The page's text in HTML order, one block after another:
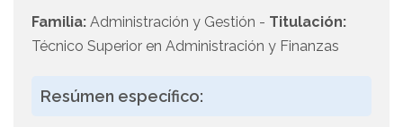
Familia: Administración y Gestión - Titulación:
Técnico Superior en Administración y Finanzas
Resúmen específico: